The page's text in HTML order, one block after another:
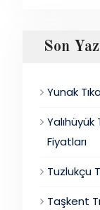
Son
Yunak
Yalıhüyük
Fiyatları
Tuzlukçu
Taşkent